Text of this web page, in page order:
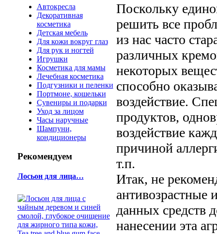
Автокресла
Декоративная
косметика
Детская мебель
Для кожи вокруг глаз
Для рук и ногтей
Игрушки
Косметика для мамы
Лечебная косметика
Подгузники и пеленки
Портмоне, кошельки
Сувениры и подарки
Уход за лицом
Часы наручные
Шампуни,
кондиционеры
Рекомендуем
Лосьон для лица…
Поскольку
решить все
из нас часто
различных
некоторых
способно
воздействие.
продуктов,
воздействие
причиной
т.п.
Итак, не
антивозрастные
данных средств
нанесении эта